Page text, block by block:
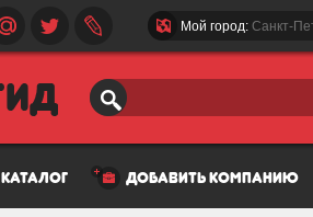
Мой город: Санкт-
каталог добавить компанию